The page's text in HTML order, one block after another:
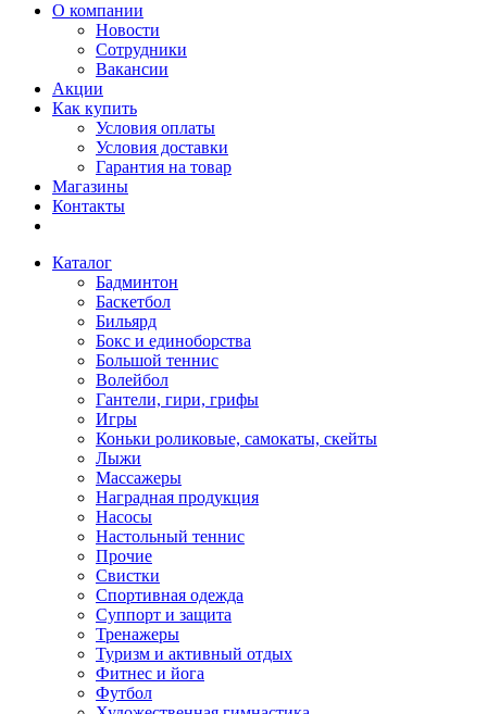
О компании
Новости
Сотрудники
Вакансии
Акции
Как купить
Условия оплаты
Условия доставки
Гарантия на товар
Магазины
Контакты
Каталог
Бадминтон
Баскетбол
Бильярд
Бокс и единоборства
Большой теннис
Волейбол
Гантели, гири, грифы
Игры
Коньки роликовые, самокаты, скейты
Лыжи
Массажеры
Наградная продукция
Насосы
Настольный теннис
Прочие
Свистки
Спортивная одежда
Суппорт и защита
Тренажеры
Туризм и активный отдых
Фитнес и йога
Футбол